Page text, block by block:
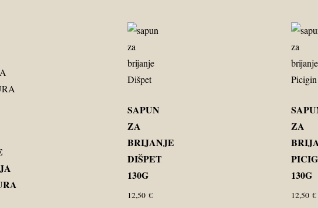
SAPUN
ZA
BRIJANJE
DIŠPET
130G
12,50 €
ZA
130G
12,50 €